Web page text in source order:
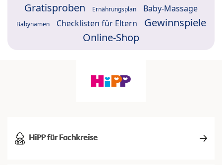
Gratisproben Ernährungsplan Baby-Massage
Babynamen Checklisten für Eltern
Gewinnspiele
Online-Shop
HiPP für Fachkreise